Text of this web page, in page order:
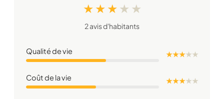
★ ★ ★ ★ ★
2 avis d'habitants
Qualité de vie ★ ★ ★★★
Coût de la vie ★ ★ ★★★